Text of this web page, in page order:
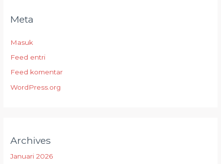
Meta
Masuk
Feed entri
Feed komentar
WordPress.org
Archives
Januari 2026